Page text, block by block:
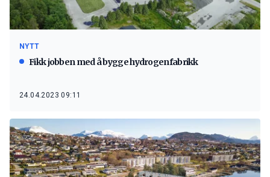
NYTT
Fikk jobben med å bygge hydrogenfabrikk
24.04.2023 09:11